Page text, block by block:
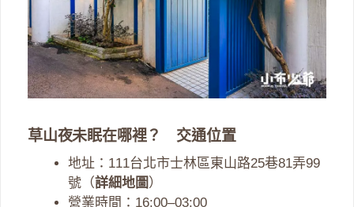
草山夜未眠在哪裡？ 交通位置
地址：111台北市士林區東山路25巷81弄99
號（詳細地圖）
營業時間：16:00–03:00